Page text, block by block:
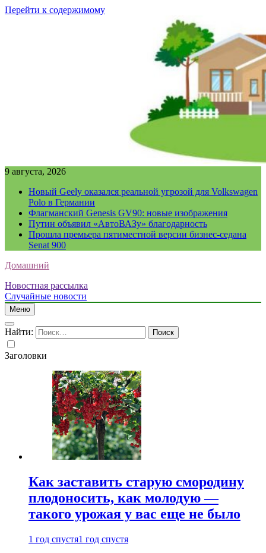
Перейти к содержимому
9 августа, 2026
Новый Geely оказался реальной угрозой для Volkswagen
Polo в Германии
Флагманский Genesis GV90: новые изображения
Путин объявил «АвтоВАЗу» благодарность
Прошла премьера пятиместной версии бизнес-седана
Senat 900
Домашний
Новостная рассылка
Случайные новости
Меню
Найти:
Заголовки
Как заставить старую смородину
плодоносить, как молодую —
такого урожая у вас еще не было
1 год спустя1 год спустя